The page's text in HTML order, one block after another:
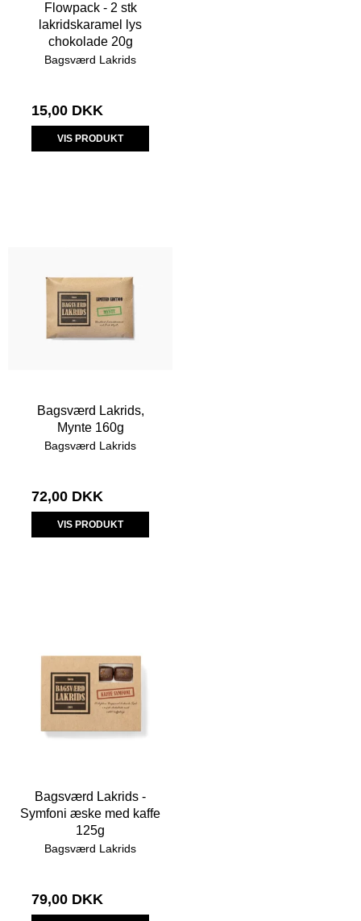
Flowpack - 2 stk
lakridskaramel lys
chokolade 20g
Bagsværd Lakrids
15,00 DKK
VIS PRODUKT
Bagsværd Lakrids,
Mynte 160g
Bagsværd Lakrids
72,00 DKK
VIS PRODUKT
Bagsværd Lakrids -
Symfoni æske med kaffe
125g
Bagsværd Lakrids
79,00 DKK